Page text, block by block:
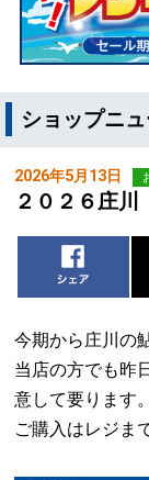
ショップニ
2026年5月13日
２０２６庄
今期から庄川の
当店の方でも昨
意して要ります。
ご購入はレジま